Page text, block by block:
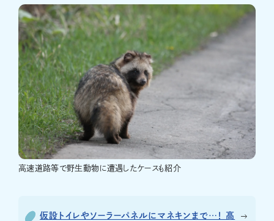
高速道路等で野生動物に遭遇したケースも紹介
仮設トイレやソーラーパネルにマネキンまで…！ 高